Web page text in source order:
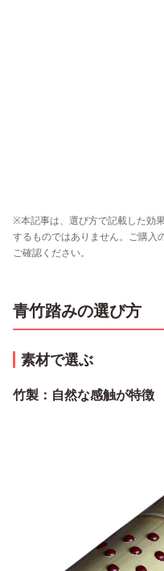
※本記事は、選び方で記載した効
するものではありません。ご購入
ご確認ください。
青竹踏みの選び方
素材で選ぶ
竹製：自然な感触が特徴